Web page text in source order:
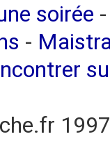
soirée -
-